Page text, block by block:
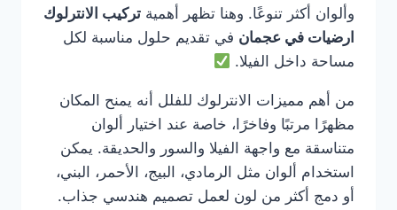
وألوان أكثر تنوعًا. وهنا تظهر أهمية تركيب الانترلوك
ارضيات في عجمان في تقديم حلول مناسبة لكل
مساحة داخل الفيلا.
من أهم مميزات الانترلوك للفلل أنه يمنح المكان
مظهرًا مرتبًا وفاخرًا، خاصة عند اختيار ألوان
متناسقة مع واجهة الفيلا والسور والحديقة. يمكن
استخدام ألوان مثل الرمادي، البيج، الأحمر، البني،
أو دمج أكثر من لون لعمل تصميم هندسي جذاب.